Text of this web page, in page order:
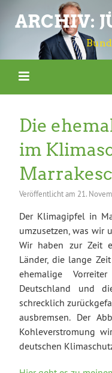
ARCHIV:
Die
im
Veröffentlicht am 21.
Der Klimagipfel in
umzusetzen, was wir
Wir haben zur Zeit
Länder, die lange
ehemalige
Deutschland und
schrecklich
ausbremsen. Der
Kohleverstromung
deutschen